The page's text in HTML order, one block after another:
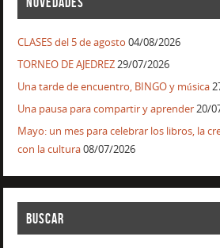
CLASES del 5 de agosto 04/08/2026
TORNEO DE AJEDREZ29/07/2026
Una tarde de encuentro, BINGO y música
Una pausa para compartir y aprender20/
Mayo: un mes para celebrar los libros, la
con la cultura08/07/2026
BUSCAR